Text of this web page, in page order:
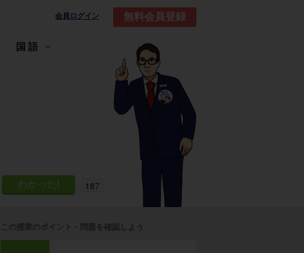
会員ログイン 無料会員登録
国語
187
この授業のポイント・問題を確認しよう